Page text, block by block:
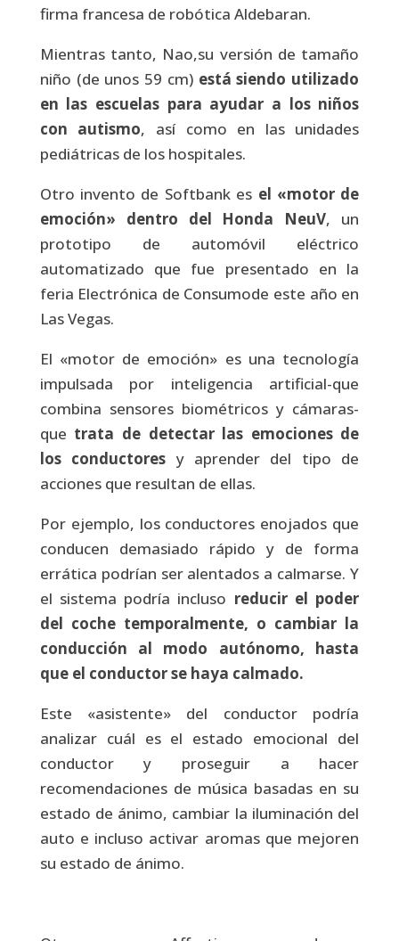
firma francesa de robótica Aldebaran.
Mientras tanto, Nao,su versión de tamaño
niño (de unos 59 cm) está siendo utilizado
en las escuelas para ayudar a los niños
con autismo, así como en las unidades
pediátricas de los hospitales.
Otro invento de Softbank es el «motor de
emoción» dentro del
Honda NeuV, un
prototipo de automóvil eléctrico
automatizado que fue presentado en la
feria Electrónica de Consumode este año en
Las Vegas.
El «motor de emoción» es una tecnología
impulsada por inteligencia artificial-que
combina sensores biométricos y cámaras-
que trata de detectar las emociones de
los conductores y aprender del tipo de
acciones que resultan de ellas.
Por ejemplo, los conductores enojados que
conducen demasiado rápido y de forma
errática podrían ser alentados a calmarse. Y
el sistema podría incluso reducir el poder
del coche temporalmente, o cambiar la
conducción al modo autónomo, hasta
que el conductor se haya calmado.
Este «asistente» del conductor podría
analizar cuál es el estado emocional del
conductor y proseguir a hacer
recomendaciones de música basadas en su
estado de ánimo, cambiar la iluminación del
auto e incluso activar aromas que mejoren
su estado de ánimo.